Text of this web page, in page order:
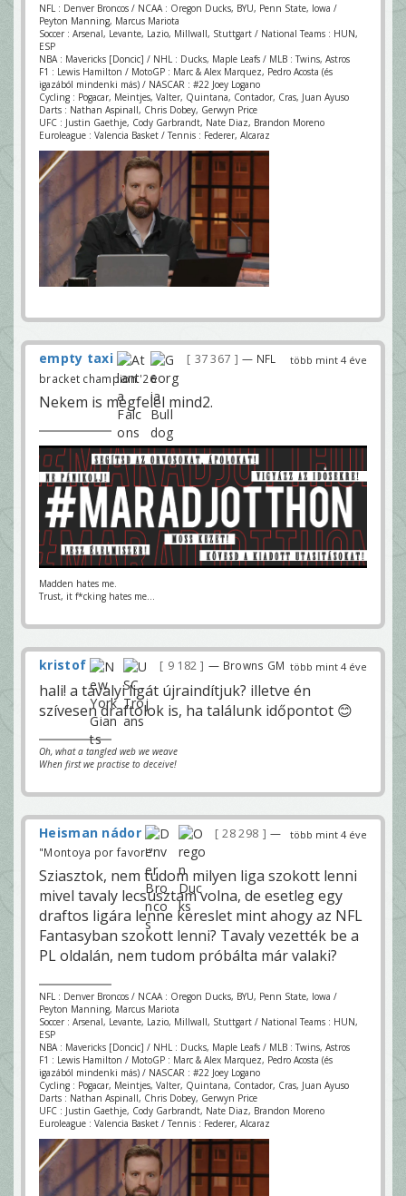
NFL : Denver Broncos / NCAA : Oregon Ducks, BYU, Penn State, Iowa /
Peyton Manning, Marcus Mariota
Soccer : Arsenal, Levante, Lazio, Millwall, Stuttgart / National Teams : HUN,
ESP
NBA : Mavericks [Doncic] / NHL : Ducks, Maple Leafs / MLB : Twins, Astros
F1 : Lewis Hamilton / MotoGP : Marc & Alex Marquez, Pedro Acosta (és
igazából mindenki más) / NASCAR : #22 Joey Logano
Cycling : Pogacar, Meintjes, Valter, Quintana, Contador, Cras, Juan Ayuso
Darts : Nathan Aspinall, Chris Dobey, Gerwyn Price
UFC : Justin Gaethje, Cody Garbrandt, Nate Diaz, Brandon Moreno
Euroleague : Valencia Basket / Tennis : Federer, Alcaraz
több mint 4 éve
empty taxi 37 367
— NFL
bracket champion '26
Nekem is megfelel mind2.
Madden hates me.
Trust, it f*cking hates me...
több mint 4 éve
kristof 9 182 — Browns GM
hali! a tavalyi ligát újraindítjuk? illetve én
szívesen draftolok is, ha találunk időpontot 😊
Oh, what a tangled web we weave
When first we practise to deceive!
több mint 4 éve
Heisman nádor 28 298
—
"Montoya por favor!"
Sziasztok, nem tudom milyen liga szokott lenni
mivel tavaly lecsúsztam volna, de esetleg egy
draftos ligára lenne kereslet mint ahogy az NFL
Fantasyban szokott lenni? Tavaly vezették be a
PL oldalán, nem tudom próbálta már valaki?
NFL : Denver Broncos / NCAA : Oregon Ducks, BYU, Penn State, Iowa /
Peyton Manning, Marcus Mariota
Soccer : Arsenal, Levante, Lazio, Millwall, Stuttgart / National Teams : HUN,
ESP
NBA : Mavericks [Doncic] / NHL : Ducks, Maple Leafs / MLB : Twins, Astros
F1 : Lewis Hamilton / MotoGP : Marc & Alex Marquez, Pedro Acosta (és
igazából mindenki más) / NASCAR : #22 Joey Logano
Cycling : Pogacar, Meintjes, Valter, Quintana, Contador, Cras, Juan Ayuso
Darts : Nathan Aspinall, Chris Dobey, Gerwyn Price
UFC : Justin Gaethje, Cody Garbrandt, Nate Diaz, Brandon Moreno
Euroleague : Valencia Basket / Tennis : Federer, Alcaraz